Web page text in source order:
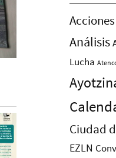
Análisis
Lucha
Ciudad
EZLN